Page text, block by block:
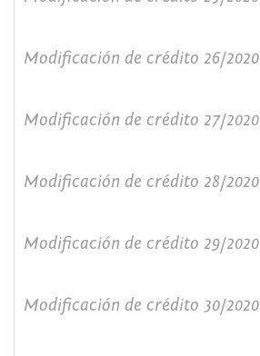
Modificación de crédito 26/2020
Modificación de crédito 27/2020
Modificación de crédito 28/2020
Modificación de crédito 29/2020
Modificación de crédito 30/2020